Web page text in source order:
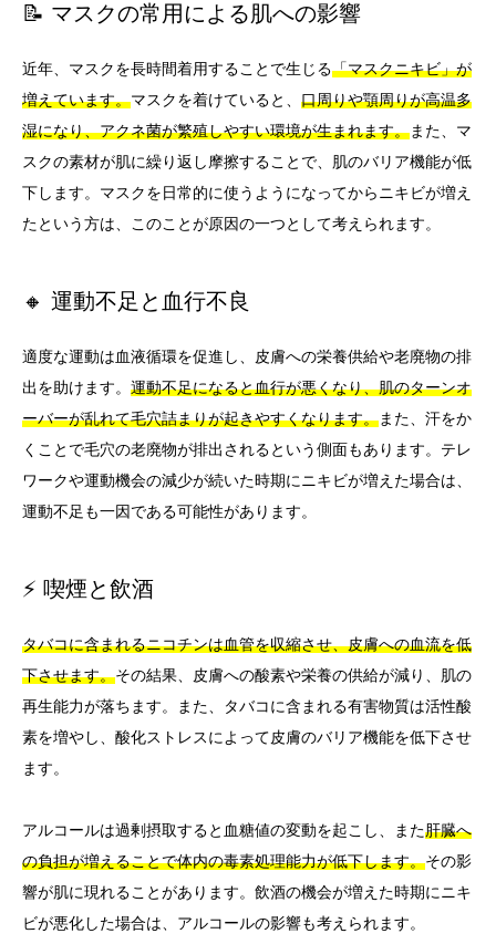
📝 マスクの常用による肌への影響
近年、マスクを長時間着用することで生じる「マスクニキビ」が
増えています。マスクを着けていると、 口周りや顎周りが高温多
湿になり、アクネ菌が繁殖しやすい環境が生まれます。また、マ
スクの素材が肌に繰り返し摩擦することで、肌のバリア機能が低
下します。マスクを日常的に使うようになってからニキビが増え
たという方は、このことが原因の一つとして考えられます。
🔸 運動不足と血行不良
適度な運動は血液循環を促進し、皮膚への栄養供給や老廃物の排
出を助けます。 運動不足になると血行が悪くなり、肌のターンオ
ーバーが乱れて毛穴詰まりが起きやすくなります。また、汗をか
くことで毛穴の老廃物が排出されるという側面もあります。テレ
ワークや運動機会の減少が続いた時期にニキビが増えた場合は、
運動不足も一因である可能性があります。
⚡ 喫煙と飲酒
タバコに含まれるニコチンは血管を収縮させ、皮膚への血流を低
下させます。その結果、皮膚への酸素や栄養の供給が減り、肌の
再生能力が落ちます。また、タバコに含まれる有害物質は活性酸
素を増やし、酸化ストレスによって皮膚のバリア機能を低下させ
ます。
アルコールは過剰摂取すると血糖値の変動を起こし、また肝臓へ
の負担が増えることで体内の毒素処理能力が低下します。その影
響が肌に現れることがあります。飲酒の機会が増えた時期にニキ
ビが悪化した場合は、アルコールの影響も考えられます。